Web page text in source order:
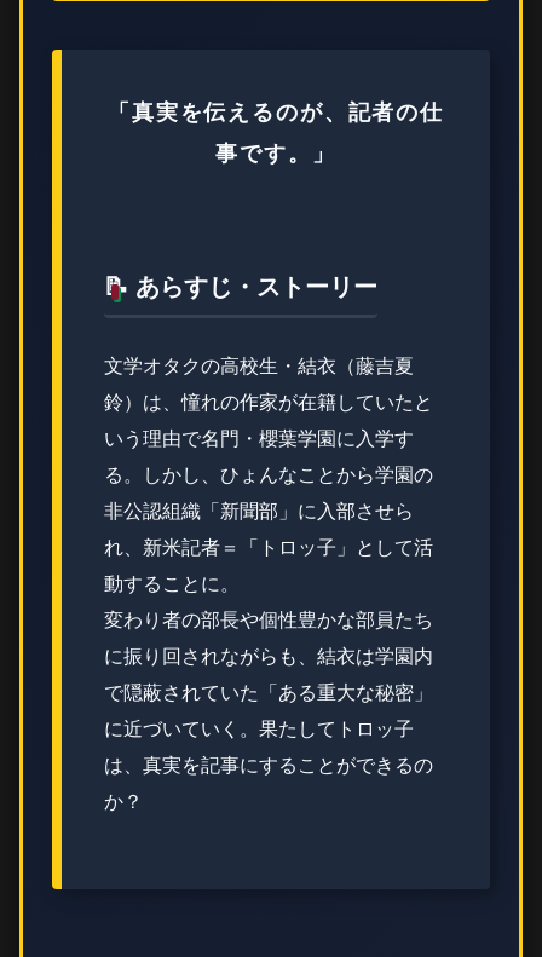
「真実を伝えるのが、記者の仕
事です。」
📝 あらすじ・ストーリー
文学オタクの高校生・結衣（藤吉夏
鈴）は、憧れの作家が在籍していたと
いう理由で名門・櫻葉学園に入学す
る。しかし、ひょんなことから学園の
非公認組織「新聞部」に入部させら
れ、新米記者＝「トロッ子」として活
動することに。
変わり者の部長や個性豊かな部員たち
に振り回されながらも、結衣は学園内
で隠蔽されていた「ある重大な秘密」
に近づいていく。果たしてトロッ子
は、真実を記事にすることができるの
か？